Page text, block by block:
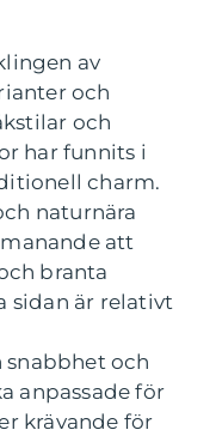
av
och
och
har funnits i
charm.
naturnära
att
branta
sidan är relativt
och
anpassade för
krävande för